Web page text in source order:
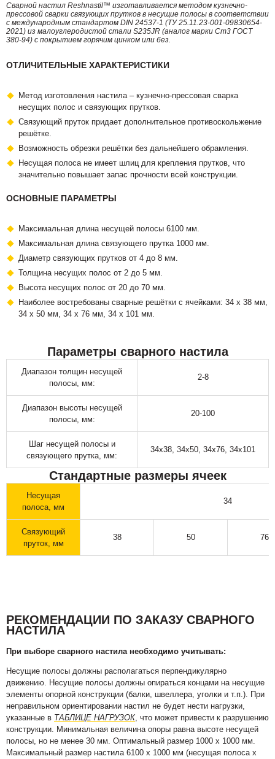
Сварной настил Reshnastil™ изготавливается методом кузнечно-
прессовой сварки связующих прутков в несущие полосы в соответствии
с международным стандартом DIN 24537-1 (ТУ 25.11.23-001-09830654-
2021) из малоуглеродистой стали S235JR (аналог марки Ст3 ГОСТ
380-94) с покрытием горячим цинком или без.
ОТЛИЧИТЕЛЬНЫЕ ХАРАКТЕРИСТИКИ
Метод изготовления настила – кузнечно-прессовая сварка
несущих полос и связующих прутков.
Связующий пруток придает дополнительное противоскольжение
решётке.
Возможность обрезки решётки без дальнейшего обрамления.
Несущая полоса не имеет шлиц для крепления прутков, что
значительно повышает запас прочности всей конструкции.
ОСНОВНЫЕ ПАРАМЕТРЫ
Максимальная длина несущей полосы 6100 мм.
Максимальная длина связующего прутка 1000 мм.
Диаметр связующих прутков от 4 до 8 мм.
Толщина несущих полос от 2 до 5 мм.
Высота несущих полос от 20 до 70 мм.
Наиболее востребованы сварные решётки с ячейками: 34 х 38 мм,
34 х 50 мм, 34 х 76 мм, 34 х 101 мм.
Параметры сварного настила
Диапазон толщин несущей
полосы, мм:
2-8
Диапазон высоты несущей
полосы, мм:
20-100
Шаг несущей полосы и
связующего прутка, мм:
34х38, 34х50, 34х76, 34х101
Стандартные размеры ячеек
Несущая
полоса, мм
34
Связующий
пруток, мм
38 50 76
РЕКОМЕНДАЦИИ ПО ЗАКАЗУ СВАРНОГО
НАСТИЛА
При выборе сварного настила необходимо учитывать:
Несущие полосы должны располагаться перпендикулярно
движению. Несущие полосы должны опираться концами на несущие
элементы опорной конструкции (балки, швеллера, уголки и т.п.). При
неправильном ориентировании настил не будет нести нагрузки,
указанные в ТАБЛИЦЕ НАГРУЗОК, что может привести к разрушению
конструкции. Минимальная величина опоры равна высоте несущей
полосы, но не менее 30 мм. Оптимальный размер 1000 х 1000 мм.
Максимальный размер настила 6100 х 1000 мм (несущая полоса х